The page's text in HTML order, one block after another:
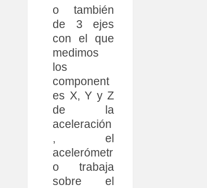
o también
de 3 ejes
con el que
medimos
los
component
es X, Y y Z
de la
aceleración
, el
acelerómetr
o trabaja
sobre el